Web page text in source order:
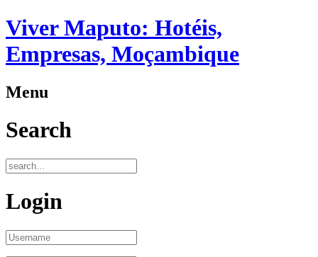
Viver Maputo: Hotéis,
Empresas, Moçambique
Menu
Search
Login